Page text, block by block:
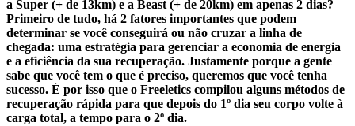
a Super (+ de 13km) e a Beast (+ de 20km) em apenas 2 dias?
Primeiro de tudo, há 2 fatores importantes que podem
determinar se você conseguirá ou não cruzar a linha de
chegada: uma estratégia para gerenciar a economia de energia
e a eficiência da sua recuperação. Justamente porque a gente
sabe que você tem o que é preciso, queremos que você tenha
sucesso. É por isso que o Freeletics compilou alguns métodos de
recuperação rápida para que depois do 1º dia seu corpo volte à
carga total, a tempo para o 2º dia.